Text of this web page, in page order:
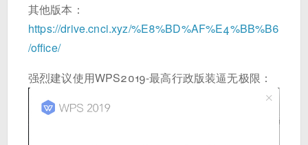
其他版本：
https://drive.cnci.xyz/%E8%BD%AF%E4%BB%B6
/office/
强烈建议使用WPS2019-最高行政版装逼无极限：